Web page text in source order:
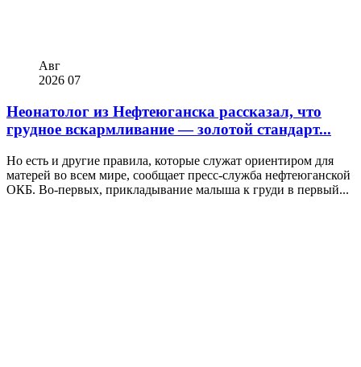
Авг
2026 07
Неонатолог из Нефтеюганска рассказал, что
грудное вскармливание — золотой стандарт...
Но есть и другие правила, которые служат ориентиром для
матерей во всем мире, сообщает пресс-служба нефтеюганской
ОКБ. Во-первых, прикладывание малыша к груди в первый...